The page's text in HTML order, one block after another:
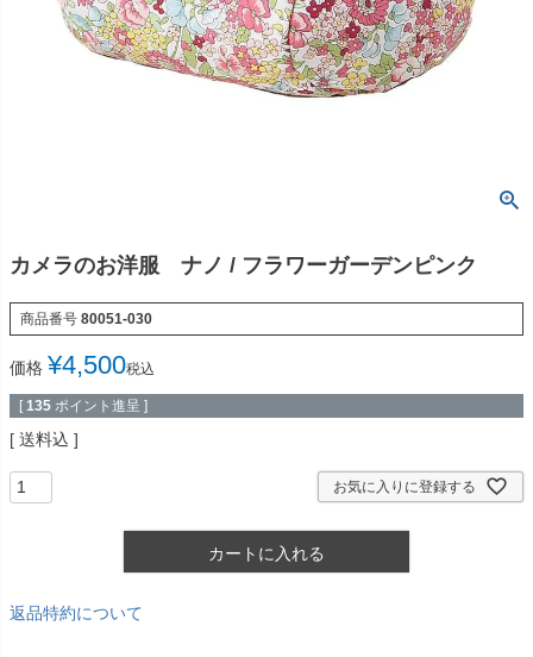
カメラのお洋服 ナノ / フラワーガーデンピンク
商品番号 80051-030
価格 ¥4,500税込
[ 135 ポイント進呈 ]
送料込
お気に入りに登録する
カートに入れる
返品特約について